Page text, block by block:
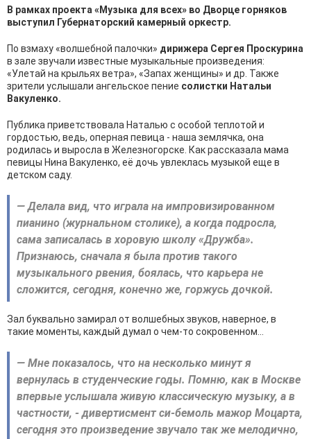
В рамках проекта «Музыка для всех» во Дворце горняков
выступил Губернаторский камерный оркестр.
По взмаху «волшебной палочки» дирижера Сергея Проскурина
в зале звучали известные музыкальные произведения:
«Улетай на крыльях ветра», «Запах женщины» и др. Также
зрители услышали ангельское пение солистки Натальи
Вакуленко.
Публика приветствовала Наталью с особой теплотой и
гордостью, ведь, оперная певица - наша землячка, она
родилась и выросла в Железногорске. Как рассказала мама
певицы Нина Вакуленко, её дочь увлеклась музыкой еще в
детском саду.
— Делала вид, что играла на импровизированном
пианино (журнальном столике), а когда подросла,
сама записалась в хоровую школу «Дружба».
Признаюсь, сначала я была против такого
музыкального рвения, боялась, что карьера не
сложится, сегодня, конечно же, горжусь дочкой.
Зал буквально замирал от волшебных звуков, наверное, в
такие моменты, каждый думал о чем-то сокровенном…
— Мне показалось, что на несколько минут я
вернулась в студенческие годы. Помню, как в Москве
впервые услышала живую классическую музыку, а в
частности, - дивертисмент си-бемоль мажор Моцарта,
сегодня это произведение звучало так же мелодично,